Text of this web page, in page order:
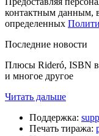
контактным данным,
определенных
Последние новости
Плюсы Rideró, ISBN в
и многое другое
Читать дальше
Поддержка:
Печать тиража: